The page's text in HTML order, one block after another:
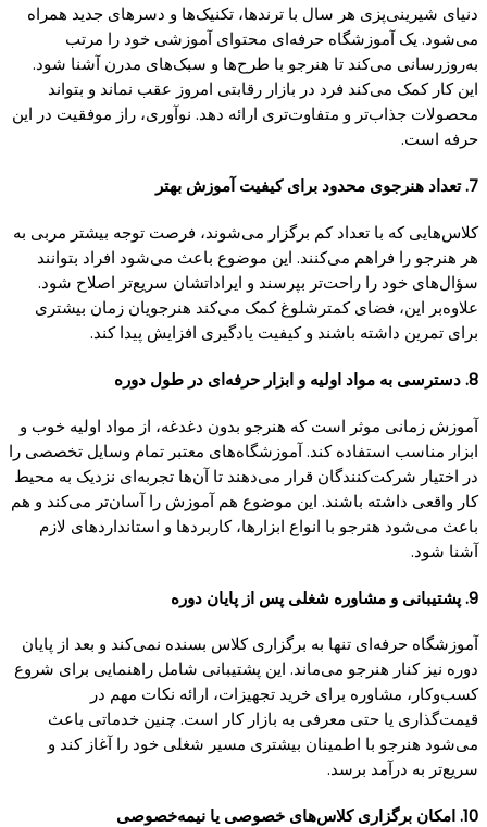
دنیای شیرینی‌پزی هر سال با ترندها، تکنیک‌ها و دسرهای جدید همراه
می‌شود. یک آموزشگاه حرفه‌ای محتوای آموزشی خود را مرتب
به‌روزرسانی می‌کند تا هنرجو با طرح‌ها و سبک‌های مدرن آشنا شود.
این کار کمک می‌کند فرد در بازار رقابتی امروز عقب نماند و بتواند
محصولات جذاب‌تر و متفاوت‌تری ارائه دهد. نوآوری، راز موفقیت در این
حرفه است.
7. تعداد هنرجوی محدود برای کیفیت آموزش بهتر
کلاس‌هایی که با تعداد کم برگزار می‌شوند، فرصت توجه بیشتر مربی به
هر هنرجو را فراهم می‌کنند. این موضوع باعث می‌شود افراد بتوانند
سؤال‌های خود را راحت‌تر بپرسند و ایراداتشان سریع‌تر اصلاح شود.
علاوه‌بر این، فضای کمترشلوغ کمک می‌کند هنرجویان زمان بیشتری
برای تمرین داشته باشند و کیفیت یادگیری افزایش پیدا کند.
8. دسترسی به مواد اولیه و ابزار حرفه‌ای در طول دوره
آموزش زمانی موثر است که هنرجو بدون دغدغه، از مواد اولیه خوب و
ابزار مناسب استفاده کند. آموزشگاه‌های معتبر تمام وسایل تخصصی را
در اختیار شرکت‌کنندگان قرار می‌دهند تا آن‌ها تجربه‌ای نزدیک به محیط
کار واقعی داشته باشند. این موضوع هم آموزش را آسان‌تر می‌کند و هم
باعث می‌شود هنرجو با انواع ابزارها، کاربردها و استانداردهای لازم
آشنا شود.
9. پشتیبانی و مشاوره شغلی پس از پایان دوره
آموزشگاه حرفه‌ای تنها به برگزاری کلاس بسنده نمی‌کند و بعد از پایان
دوره نیز کنار هنرجو می‌ماند. این پشتیبانی شامل راهنمایی برای شروع
کسب‌وکار، مشاوره برای خرید تجهیزات، ارائه نکات مهم در
قیمت‌گذاری یا حتی معرفی به بازار کار است. چنین خدماتی باعث
می‌شود هنرجو با اطمینان بیشتری مسیر شغلی خود را آغاز کند و
سریع‌تر به درآمد برسد.
10. امکان برگزاری کلاس‌های خصوصی یا نیمه‌خصوصی